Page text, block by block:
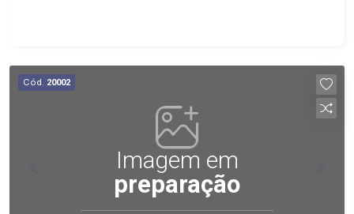
Cód. 20002
Imagem em
preparação